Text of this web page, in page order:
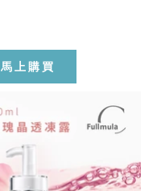
馬上購買